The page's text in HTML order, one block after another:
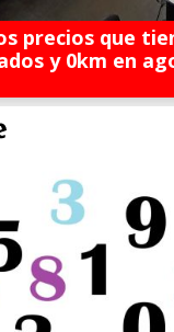
precios que
y 0km en